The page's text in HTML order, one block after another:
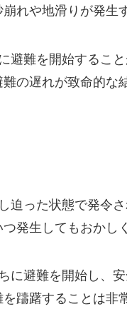
れや地滑りが発生
避難を開始するこ
の遅れが致命的な
迫った状態で発令
発生してもおかし
に避難を開始し、
躊躇することは非